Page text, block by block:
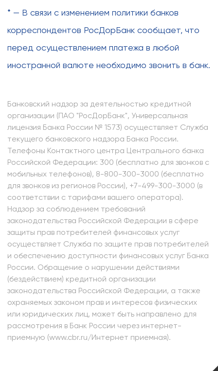
* — В связи с изменением политики банков
корреспондентов РосДорБанк сообщает, что
перед осуществлением платежа в любой
иностранной валюте необходимо звонить в банк.
Банковский надзор за деятельностью кредитной
организации (ПАО "РосДорБанк", Универсальная
лицензия Банка России № 1573) осуществляет Служба
текущего банковского надзора Банка России.
Телефоны Контактного центра Центрального банка
Российской Федерации: 300 (бесплатно для звонков с
мобильных телефонов), 8-800-300-3000 (бесплатно
для звонков из регионов России), +7-499-300-3000 (в
соответствии с тарифами вашего оператора).
Надзор за соблюдением требований
законодательства Российской Федерации в сфере
защиты прав потребителей финансовых услуг
осуществляет Служба по защите прав потребителей
и обеспечению доступности финансовых услуг Банка
России. Обращение о нарушении действиями
(бездействием) кредитной организации
законодательства Российской Федерации, а также
охраняемых законом прав и интересов физических
или юридических лиц, может быть направлено для
рассмотрения в Банк России через интернет-
приемную (www.cbr.ru/Интернет приемная).